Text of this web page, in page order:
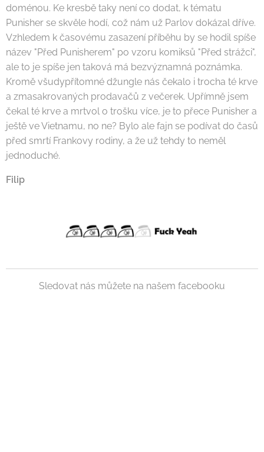
doménou. Ke kresbě taky není co dodat, k tématu
Punisher se skvěle hodí, což nám už Parlov dokázal dříve.
Vzhledem k časovému zasazení příběhu by se hodil spíše
název "Před Punisherem" po vzoru komiksů "Před strážci",
ale to je spíše jen taková má bezvýznamná poznámka.
Kromě všudypřítomné džungle nás čekalo i trocha té krve
a zmasakrovaných prodavačů z večerek. Upřímně jsem
čekal té krve a mrtvol o trošku více, je to přece Punisher a
ještě ve Vietnamu, no ne? Bylo ale fajn se podívat do časů
před smrtí Frankovy rodiny, a že už tehdy to neměl
jednoduché.
Filip
Sledovat nás můžete na našem facebooku